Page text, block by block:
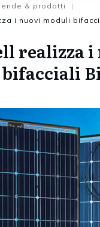
& prodotti
|
realizza